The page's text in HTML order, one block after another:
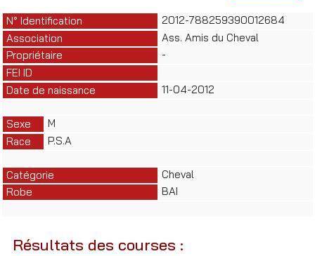
N° Identification
2012-788259390012684
Association
Ass. Amis du Cheval
Propriétaire
-
FEI ID
Date de naissance
11-04-2012
Sexe
M
Race
P.S.A
Catégorie
Cheval
Robe
BAI
Résultats des courses :